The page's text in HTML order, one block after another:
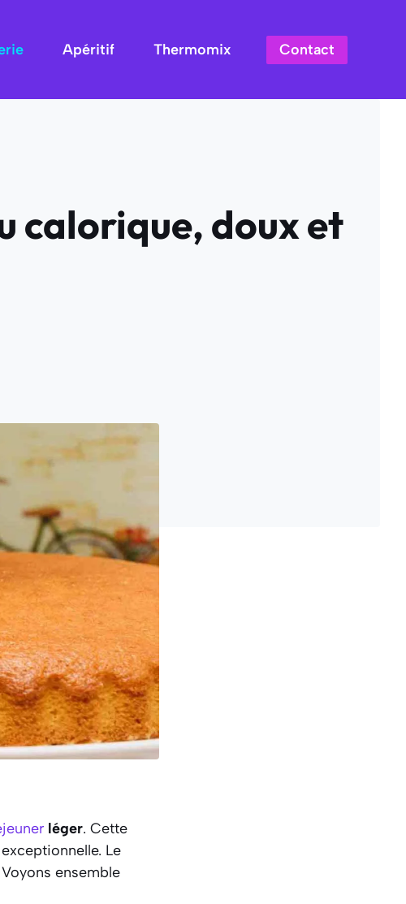
Apéritif Thermomix Contact
calorique, doux et
léger. Cette
Le
Voyons ensemble